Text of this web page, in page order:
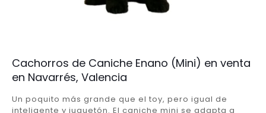
Cachorros de Caniche Enano (Mini) en venta
en Navarrés, Valencia
Un poquito más grande que el toy, pero igual de
inteligente y juguetón. El caniche mini se adapta a